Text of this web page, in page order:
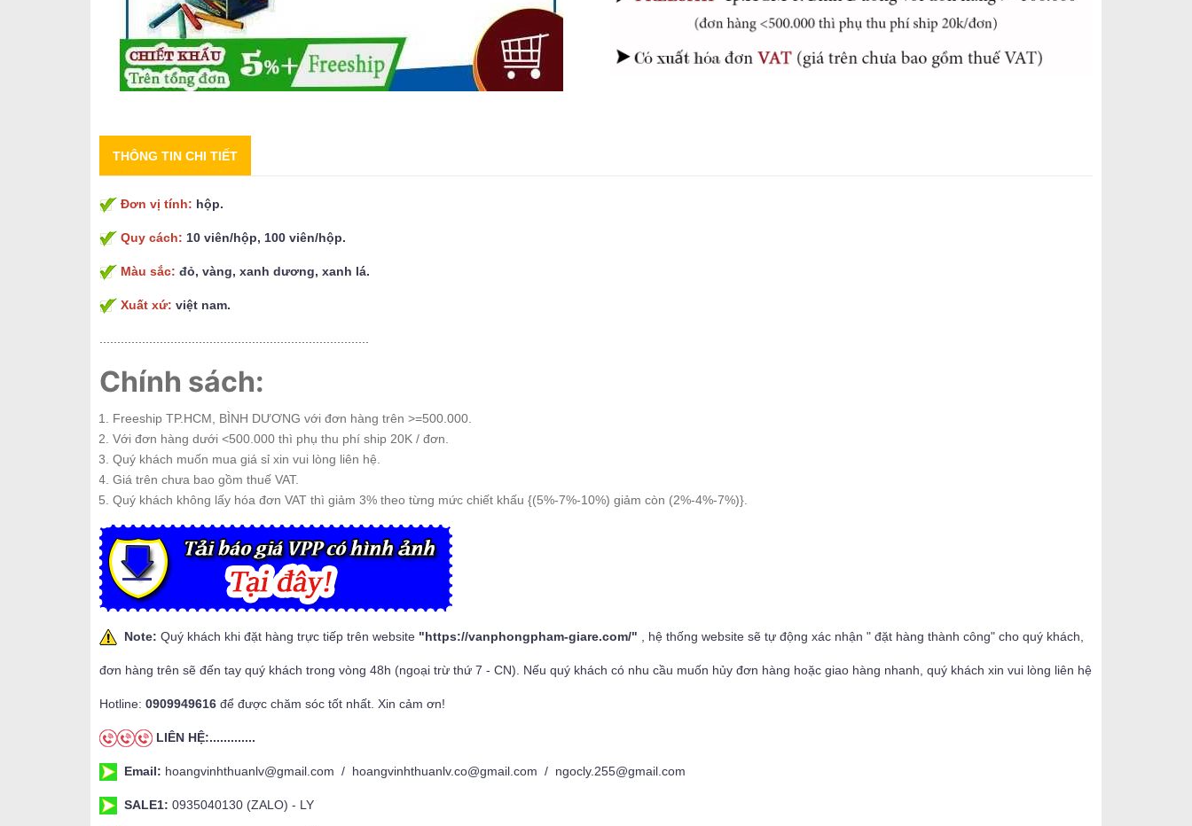
THÔNG TIN CHI TIẾT
Đơn vị tính: hộp.
Quy cách: 10 viên/hộp, 100 viên/hộp.
Màu sắc: đỏ, vàng, xanh dương, xanh lá.
Xuất xứ: việt nam.
Chính sách:
Freeship TP.HCM, BÌNH DƯƠNG với đơn hàng trên >=500.000.
Với đơn hàng dưới <500.000 thì phụ thu phí ship 20K / đơn.
Quý khách muốn mua giá sỉ xin vui lòng liên hệ.
Giá trên chưa bao gồm thuế VAT.
Quý khách không lấy hóa đơn VAT thì giảm 3% theo từng mức chiết khấu {(5%-7%-10%) giảm còn (2%-4%-7%)}.
Note: Quý khách khi đặt hàng trực tiếp trên website "https://vanphongpham-giare.com/" , hệ thống website sẽ tự động xác nhận " đặt hàng thành công" cho quý khách,
đơn hàng trên sẽ đến tay quý khách trong vòng 48h (ngoại trừ thứ 7 - CN). Nếu quý khách có nhu cầu muốn hủy đơn hàng hoặc giao hàng nhanh, quý khách xin vui lòng liên hệ
Hotline: 0909949616 để được chăm sóc tốt nhất. Xin cảm ơn!
LIÊN HỆ:.............
Email: hoangvinhthuanlv@gmail.com / hoangvinhthuanlv.co@gmail.com / ngocly.255@gmail.com
SALE1: 0935040130 (ZALO) - LY